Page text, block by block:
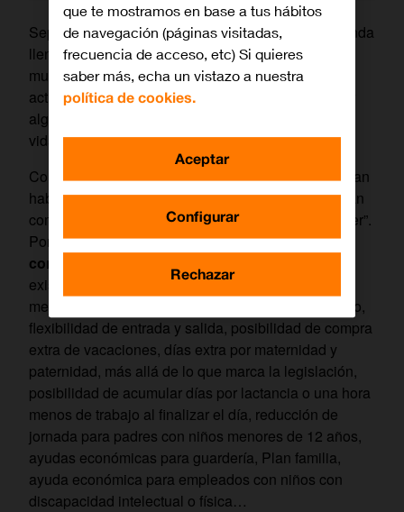
Septiembre es el mes de la vuelta al cole, a la agenda
llena de actividades, al ritmo frenético…. Y para
muchos trabajadores llega el estrés de horarios,
actividades extraescolares… la necesidad de tener
algo más de tiempo, en definitiva, para conciliar la
vida laboral y familiar.
Conscientes de esa situación, muchas empresas han
habilitado medidas para que sus empleados puedan
compaginar su día a día repleto de “cosas que hacer”.
Por ejemplo, enOrange, certificada desde 2010
como
existen multitud de iniciativas en esta línea que
mejoran las medidas recogidas en la ley: teletrabajo,
flexibilidad de entrada y salida, posibilidad de compra
extra de vacaciones, días extra por maternidad y
paternidad, más allá de lo que marca la legislación,
posibilidad de acumular días por lactancia o una hora
menos de trabajo al finalizar el día, reducción de
jornada para padres con niños menores de 12 años,
ayudas económicas para guardería, Plan familia,
ayuda económica para empleados con niños con
discapacidad intelectual o física…
que te mostramos en base a tus hábitos
de navegación (páginas visitadas,
frecuencia de acceso, etc) Si quieres
saber más, echa un vistazo a nuestra
política de cookies.
Configurar
Rechazar
Aceptar